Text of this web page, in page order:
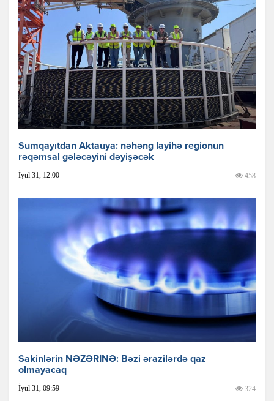
Sumqayıtdan Aktauya: nəhəng layihə regionun
rəqəmsal gələcəyini dəyişəcək
İyul 31, 12:00 458
Sakinlərin NƏZƏRİNƏ: Bəzi ərazilərdə qaz
olmayacaq
İyul 31, 09:59 324